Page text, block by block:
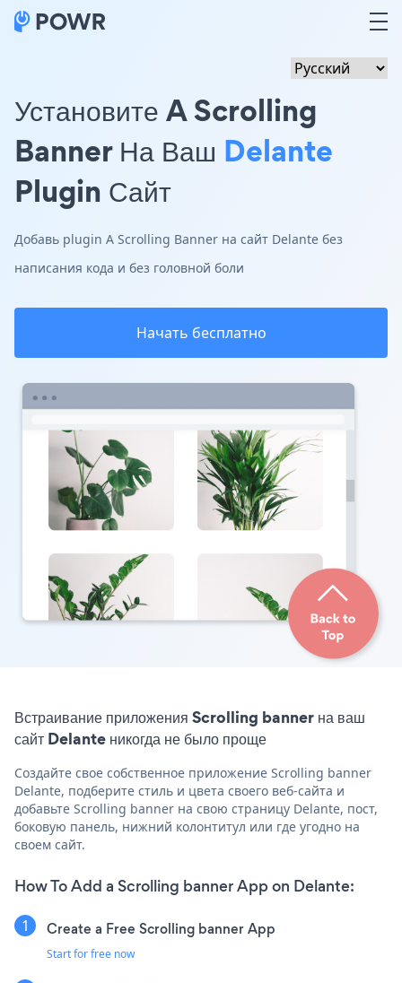
Установите A Scrolling
Banner На Ваш Delante
Plugin Сайт
Добавь plugin A Scrolling Banner на сайт Delante без
написания кода и без головной боли
Начать бесплатно
Встраивание приложения Scrolling banner на ваш
сайт Delante никогда не было проще
Создайте свое собственное приложение Scrolling banner
Delante, подберите стиль и цвета своего веб-сайта и
добавьте Scrolling banner на свою страницу Delante, пост,
боковую панель, нижний колонтитул или где угодно на
своем сайт.
How To Add a Scrolling banner App on Delante:
Create a Free Scrolling banner App
Start for free now